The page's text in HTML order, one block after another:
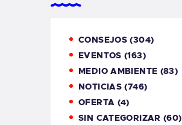
CONSEJOS (304)
EVENTOS (163)
MEDIO AMBIENTE (83)
NOTICIAS (746)
OFERTA (4)
SIN CATEGORIZAR (60)